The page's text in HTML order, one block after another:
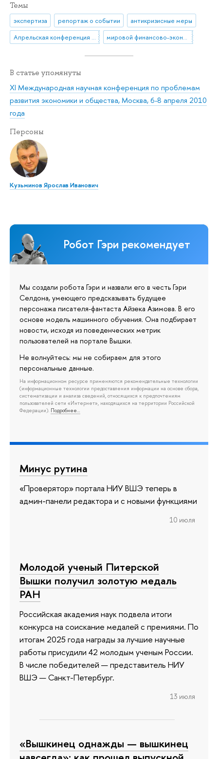
Темы
экспертиза репортаж о событии
антикризисные меры
Апрельская конференция ВШЭ
мировой финансово-экономический кризис
В статье упомянуты
XI Международная научная конференция по проблемам
развития экономики и общества, Москва, 6-8 апреля 2010
года
Персоны
Кузьминов Ярослав Иванович
Робот Гэри рекомендует
Мы создали робота Гэри и назвали его в честь Гэри
Селдона, умеющего предсказывать будущее
персонажа писателя-фантаста Айзека Азимова. В его
основе модель машинного обучения. Она подбирает
новости, исходя из поведенческих метрик
пользователей на портале Вышки.
Не волнуйтесь: мы не собираем для этого
персональные данные.
На информационном ресурсе применяются рекомендательные технологии
(информационные технологии предоставления информации на основе сбора,
систематизации и анализа сведений, относящихся к предпочтениям
пользователей сети «Интернет», находящихся на территории Российской
Федерации). Подробнее…
Минус рутина
«Проверятор» портала НИУ ВШЭ теперь в
админ-панели редактора и с новыми функциями
10 июля
Молодой ученый Питерской
Вышки получил золотую медаль
РАН
Российская академия наук подвела итоги
конкурса на соискание медалей с премиями. По
итогам 2025 года награды за лучшие научные
работы присудили 42 молодым ученым России.
В числе победителей — представитель НИУ
ВШЭ — Санкт-Петербург.
13 июля
«Вышкинец однажды — вышкинец